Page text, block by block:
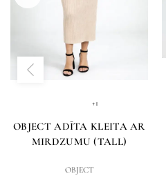
+1
OBJECT ADĪTA KLEITA AR
MIRDZUMU (TALL)
OBJECT